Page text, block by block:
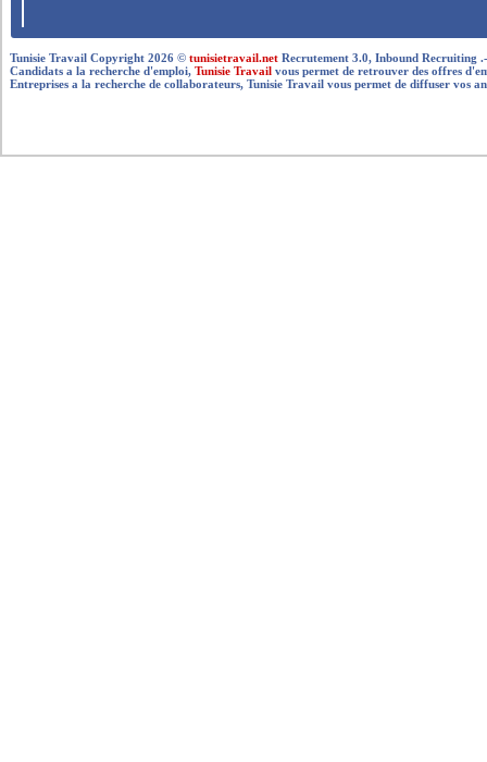
Tunisie Travail Copyright 2026 ©tunisietravail.net Recrutement 3.0, Inbound Recruiting
Candidats a la recherche d'emploi,Tunisie Travail vous permet de retrouver des offres
Entreprises a la recherche de collaborateurs, Tunisie Travail vous permet de diffuser vos